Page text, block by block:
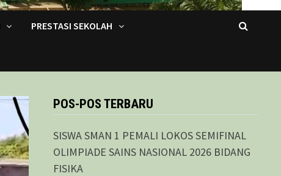
PRESTASI SEKOLAH
POS-POS TERBARU
SISWA SMAN 1 PEMALI LOKOS SEMIFINAL
OLIMPIADE SAINS NASIONAL 2026 BIDANG
FISIKA